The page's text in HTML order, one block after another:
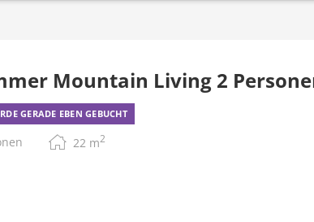
Mountain Living 2
GERADE EBEN GEBUCHT
22 m2